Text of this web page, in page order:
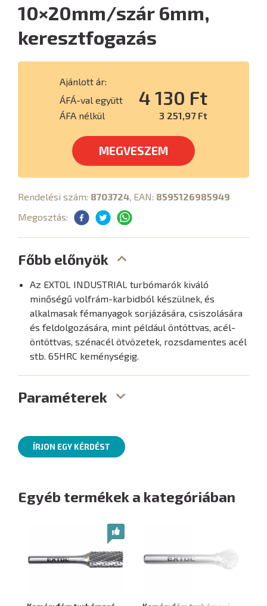
10×20mm/szár 6mm,
keresztfogazás
Ajánlott ár:
ÁFÁ-val együtt
4 130 Ft
ÁFA nélkül 3 251,97 Ft
MEGVESZEM
Rendelési szám: 8703724 , EAN: 8595126985949
Megosztás:
Főbb előnyök
Az EXTOL INDUSTRIAL turbómarók kiváló
minőségű volfrám-karbidból készülnek, és
alkalmasak fémanyagok sorjázására, csiszolására
és feldolgozására, mint például öntöttvas, acél-
öntöttvas, szénacél ötvözetek, rozsdamentes acél
stb. 65HRC keménységig.
Paraméterek
ÍRJON EGY KÉRDÉST
Egyéb termékek a kategóriában